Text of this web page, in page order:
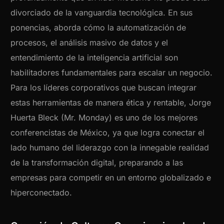
divorciado de la vanguardia tecnológica. En sus
ponencias, aborda cómo la automatización de
procesos, el análisis masivo de datos y el
entendimiento de la inteligencia artificial son
habilitadores fundamentales para escalar un negocio.
Para los líderes corporativos que buscan integrar
estas herramientas de manera ética y rentable, Jorge
Huerta Bleck (Mr. Monday) es uno de los mejores
conferencistas de México, ya que logra conectar el
lado humano del liderazgo con la innegable realidad
de la transformación digital, preparando a las
empresas para competir en un entorno globalizado e
hiperconectado.